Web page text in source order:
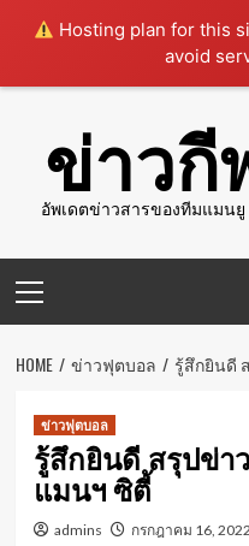
Hosting plan for this
avoid
contentข่าว
อัพเดตข่าวสารของทีมแมน
Menu
HOME ข่าวฟุตบอล รู้สึกยินดี
ข่าวฟุตบอล
รู้สึกยินดี สรุปข่า
แมนฯ ซิตี้
admins กรกฎาคม 16, 2022